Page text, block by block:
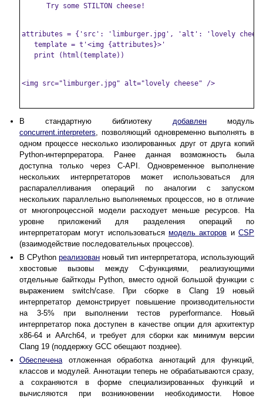
      Try some STILTON cheese!
attributes = {'src': 'limburger.jpg', 'alt': 'lovely
   template = t'<img {attributes}>'
   print (html(template))
<img src="limburger.jpg" alt="lovely cheese" />
В стандартную библиотеку добавлен модуль
concurrent.interpreters , позволяющий одновременно выполнять в
одном процессе несколько изолированных друг от друга копий
Python-интерпрератора. Ранее данная возможность была
доступна только через C-API. Одновременное выполнение
нескольких интерпретаторов может использоваться для
распаралелливания операций по аналогии с запуском
нескольких параллельно выполняемых процессов, но в отличие
от многопроцессной модели расходует меньше ресурсов. На
уровне приложений для разделения операций по
интерпретаторам могут использоваться модель акторов иCSP
(взаимодействие последовательных процессов).
В CPython реализован новый тип интерпретатора, использующий
хвостовые вызовы между C‑функциями, реализующими
отдельные байткоды Python, вместо одной большой функции с
выражением switch/case. При сборке в Clang 19 новый
интерпретатор демонстрирует повышение производительности
на 3-5% при выполнении тестов pyperformance. Новый
интерпретатор пока доступен в качестве опции для архитектур
x86-64 и AArch64, и требует для сборки как минимум версии
Clang 19 (поддержку GCC обещают позднее).
Обеспечена отложенная обработка аннотаций для функций,
классов и модулей. Аннотации теперь не обрабатываются сразу,
а сохраняются в форме специализированных функций и
вычисляются при возникновении необходимости. Новое